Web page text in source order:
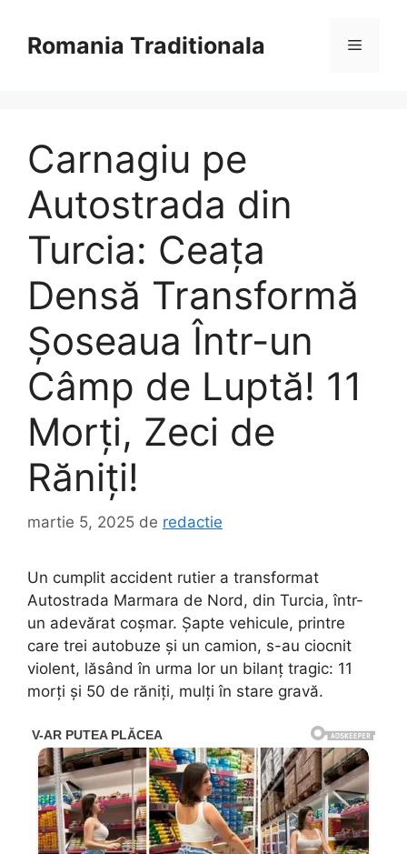
conținutRomania Traditionala Meniu
Carnagiu pe
Autostrada din
Turcia: Ceața
Densă Transformă
Șoseaua Într-un
Câmp de Luptă! 11
Morți, Zeci de
Răniți!
martie 5, 2025 de redactie
Un cumplit accident rutier a transformat
Autostrada Marmara de Nord, din Turcia, într-
un adevărat coșmar. Șapte vehicule, printre
care trei autobuze și un camion, s-au ciocnit
violent, lăsând în urma lor un bilanț tragic: 11
morți și 50 de răniți, mulți în stare gravă.